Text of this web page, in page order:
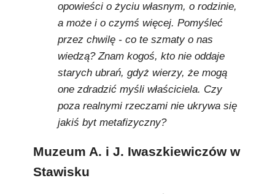
opowieści o życiu własnym, o rodzinie,
a może i o czymś więcej. Pomyśleć
przez chwilę - co te szmaty o nas
wiedzą? Znam kogoś, kto nie oddaje
starych ubrań, gdyż wierzy, że mogą
one zdradzić myśli właściciela. Czy
poza realnymi rzeczami nie ukrywa się
jakiś byt metafizyczny?
Muzeum A. i J. Iwaszkiewiczów w
Stawisku